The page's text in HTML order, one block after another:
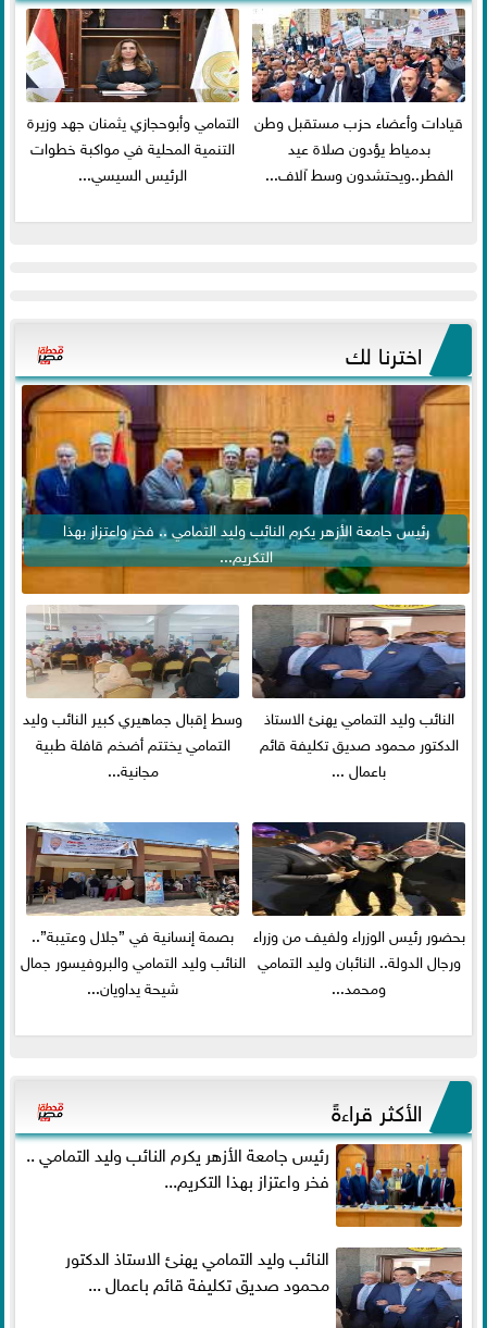
قيادات وأعضاء حزب مستقبل وطن
بدمياط يؤدون صلاة عيد
الفطر..ويحتشدون وسط آلاف...
التمامي وأبوحجازي يثمنان جهد وزيرة
التنمية المحلية في مواكبة خطوات
الرئيس السيسي...
اخترنا لك
رئيس جامعة الأزهر يكرم النائب وليد التمامي .. فخر واعتزاز بهذا
التكريم...
النائب وليد التمامي يهنئ الاستاذ
الدكتور محمود صديق تكليفة قائم
باعمال ...
وسط إقبال جماهيري كبير النائب وليد
التمامي يختتم أضخم قافلة طبية
مجانية...
بحضور رئيس الوزراء ولفيف من وزراء
ورجال الدولة.. النائبان وليد التمامي
ومحمد...
بصمة إنسانية في ”جلال وعتيبة”..
النائب وليد التمامي والبروفيسور جمال
شيحة يداويان...
الأكثر قراءةً
رئيس جامعة الأزهر يكرم النائب وليد التمامي ..
فخر واعتزاز بهذا التكريم...
النائب وليد التمامي يهنئ الاستاذ الدكتور
محمود صديق تكليفة قائم باعمال ...